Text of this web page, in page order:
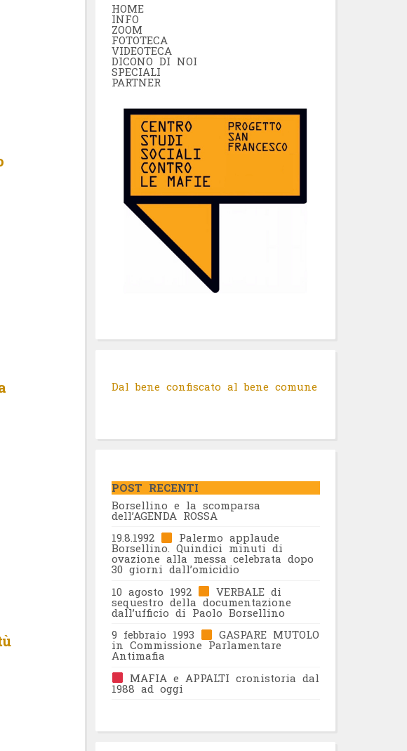
HOME
INFO
ZOOM
FOTOTECA
VIDEOTECA
DICONO DI NOI
SPECIALI
PARTNER
Dal bene confiscato al bene comune
POST RECENTI
Borsellino e la scomparsa
dell’AGENDA ROSSA
19.8.1992
Palermo applaude
Borsellino. Quindici minuti di
ovazione alla messa celebrata dopo
30 giorni dall’omicidio
10 agosto 1992
VERBALE di
sequestro della documentazione
dall’ufficio di Paolo Borsellino
9 febbraio 1993
GASPARE MUTOLO
in Commissione Parlamentare
Antimafia
MAFIA e APPALTI cronistoria dal
1988 ad oggi